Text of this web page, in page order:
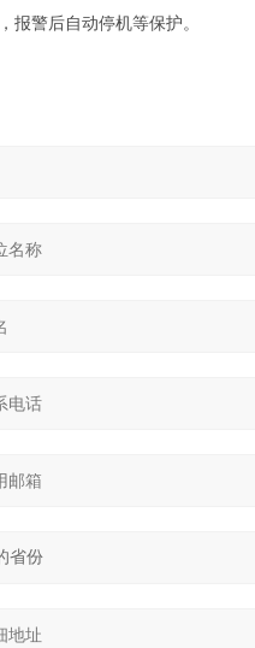
报警后自动停机等保护。